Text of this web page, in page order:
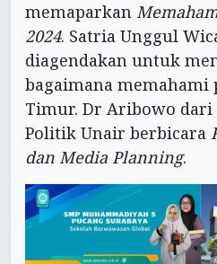
memaparkan
2024. Satria Unggul
diagendakan untuk
bagaimana memahami
Timur. Dr Aribowo
Politik Unair berbicara
dan Media Planning.